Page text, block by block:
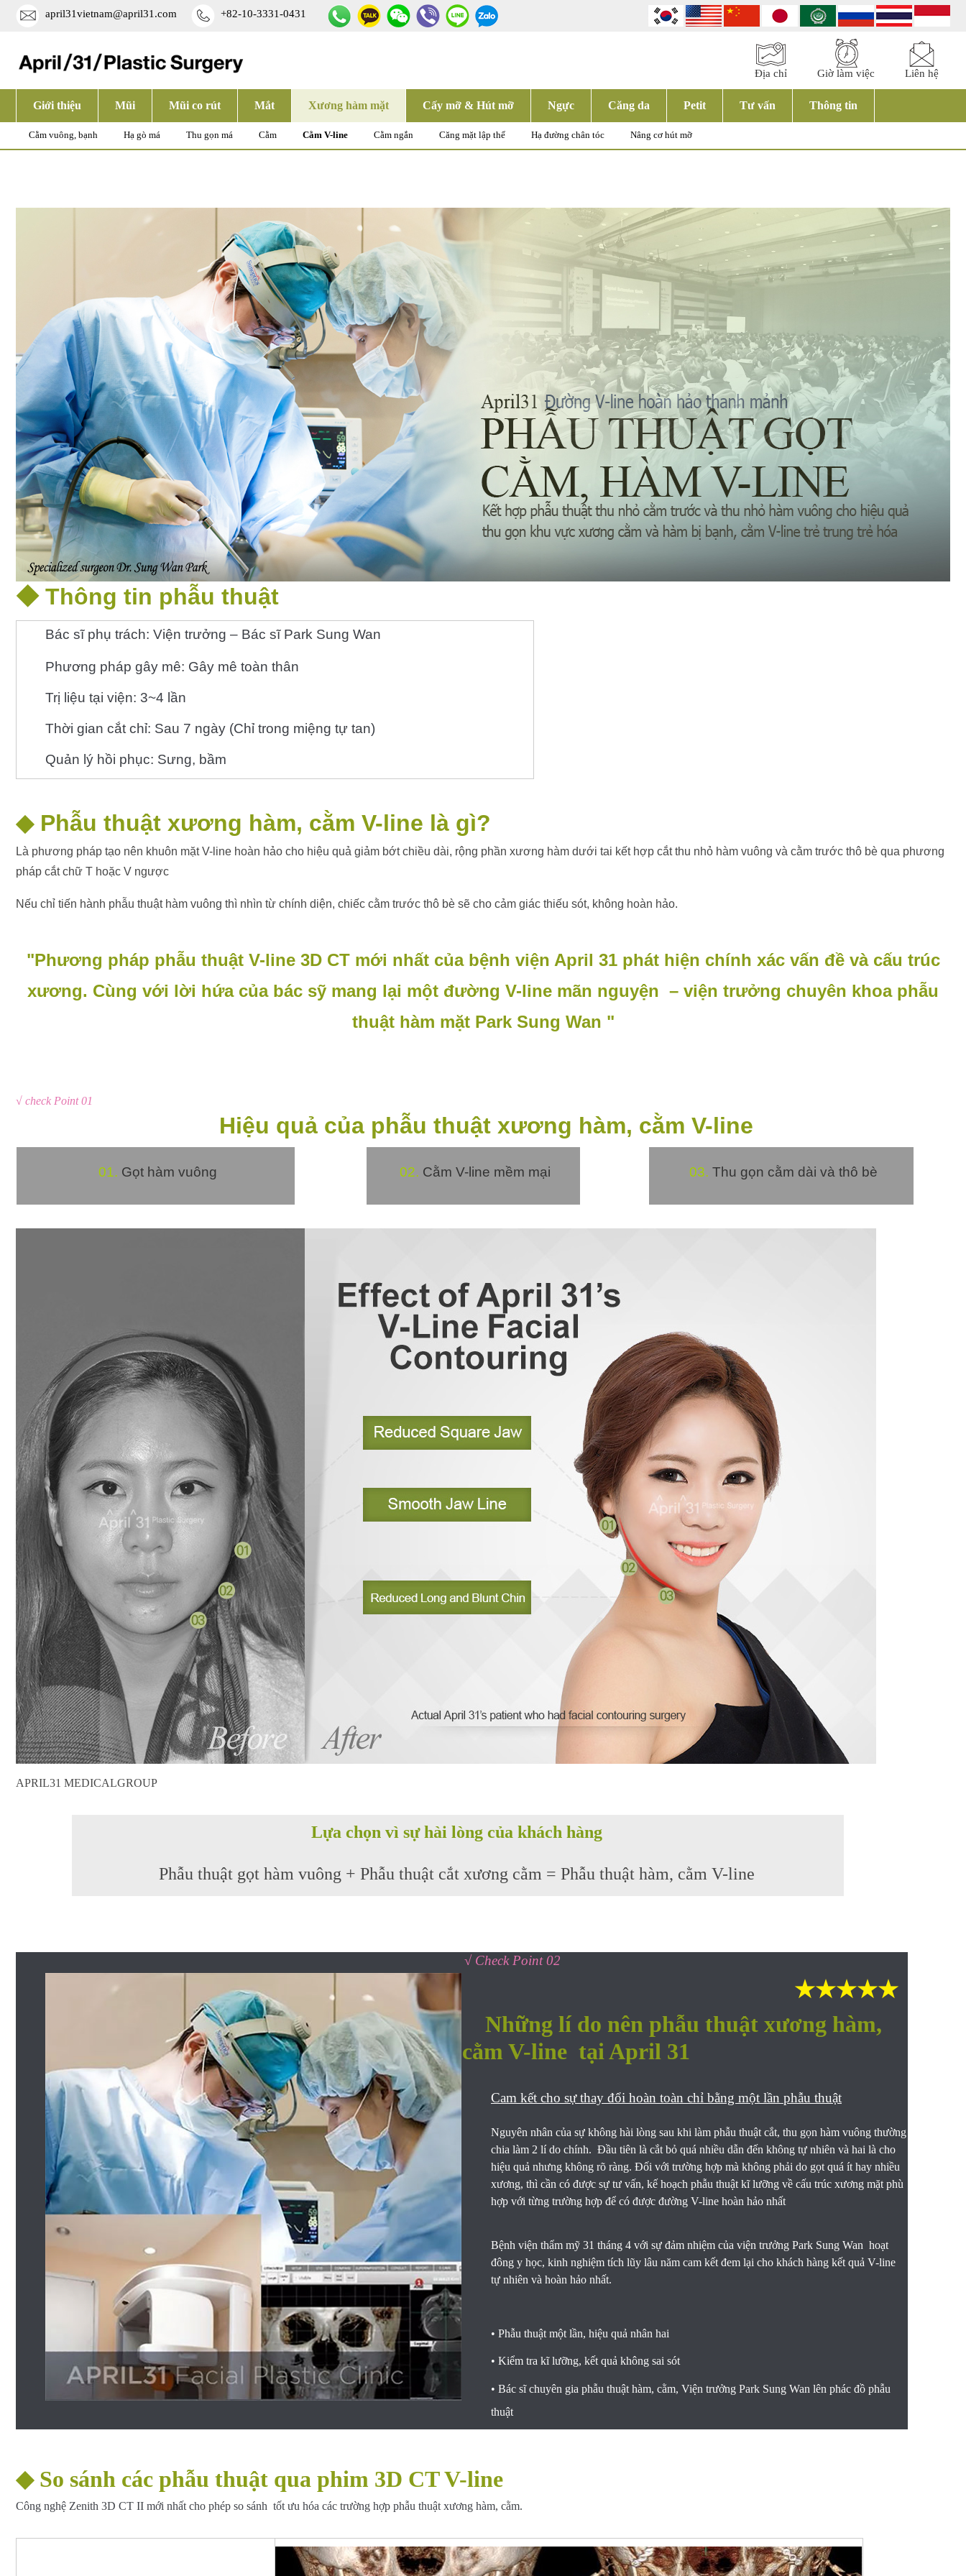
april31vietnam@april31.com +82-10-3331-0431
Địa chỉ Giờ làm việc Liên hệ
Giới thiệu Mũi Mũi co rút Mắt Xương hàm mặt Cấy mỡ & Hút mỡ Ngực Căng da Petit Tư vấn Thông tin
Cằm vuông, bạnh Hạ gò má Thu gọn má Cằm Cằm V-line Cằm ngắn Căng mặt lập thể Hạ đường chân tóc Nâng cơ hút mỡ
◆ Thông tin phẫu thuật
Bác sĩ phụ trách: Viện trưởng – Bác sĩ Park Sung Wan
Phương pháp gây mê: Gây mê toàn thân
Trị liệu tại viện: 3~4 lần
Thời gian cắt chỉ: Sau 7 ngày (Chỉ trong miệng tự tan)
Quản lý hồi phục: Sưng, bầm
◆ Phẫu thuật xương hàm, cằm V-line là gì?
Là phương pháp tạo nên khuôn mặt V-line hoàn hảo cho hiệu quả giảm bớt chiều dài, rộng phần xương hàm dưới tai kết hợp cắt thu nhỏ hàm vuông và cằm trước thô bè qua phương
pháp cắt chữ T hoặc V ngược
Nếu chỉ tiến hành phẫu thuật hàm vuông thì nhìn từ chính diện, chiếc cằm trước thô bè sẽ cho cảm giác thiếu sót, không hoàn hảo.
"Phương pháp phẫu thuật V-line 3D CT mới nhất của bệnh viện April 31 phát hiện chính xác vấn đề và cấu trúc
xương. Cùng với lời hứa của bác sỹ mang lại một đường V-line mãn nguyện – viện trưởng chuyên khoa phẫu
thuật hàm mặt Park Sung Wan "
√ check Point 01
Hiệu quả của phẫu thuật xương hàm, cằm V-line
01. Gọt hàm vuông 02. Cằm V-line mềm mại 03. Thu gọn cằm dài và thô bè
APRIL31 MEDICALGROUP
Lựa chọn vì sự hài lòng của khách hàng
Phẫu thuật gọt hàm vuông + Phẫu thuật cắt xương cằm = Phẫu thuật hàm, cằm V-line
√ Check Point 02
★★★★★
Những lí do nên phẫu thuật xương hàm,
cằm V-line tại April 31
Cam kết cho sự thay đổi hoàn toàn chỉ bằng một lần phẫu thuật
Nguyên nhân của sự không hài lòng sau khi làm phẫu thuật cắt, thu gọn hàm vuông thường
chia làm 2 lí do chính. Đầu tiên là cắt bỏ quá nhiều dẫn đến không tự nhiên và hai là cho
hiệu quả nhưng không rõ ràng. Đối với trường hợp mà không phải do gọt quá ít hay nhiều
xương, thì cần có được sự tư vấn, kế hoạch phẫu thuật kĩ lưỡng về cấu trúc xương mặt phù
hợp với từng trường hợp để có được đường V-line hoàn hảo nhất
Bệnh viện thẩm mỹ 31 tháng 4 với sự đảm nhiệm của viện trưởng Park Sung Wan hoạt
đông y học, kinh nghiệm tích lũy lâu năm cam kết đem lại cho khách hàng kết quả V-line
tự nhiên và hoàn hảo nhất.
• Phẫu thuật một lần, hiệu quả nhân hai
• Kiểm tra kĩ lưỡng, kết quả không sai sót
• Bác sĩ chuyên gia phẫu thuật hàm, cằm, Viện trưởng Park Sung Wan lên phác đồ phẫu
thuật
◆ So sánh các phẫu thuật qua phim 3D CT V-line
Công nghệ Zenith 3D CT II mới nhất cho phép so sánh tốt ưu hóa các trường hợp phẫu thuật xương hàm, cằm.